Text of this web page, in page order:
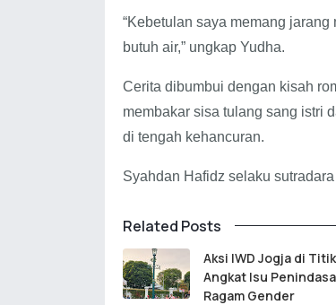
“Kebetulan saya memang
butuh air,” ungkap Yudha.
Cerita dibumbui dengan kisah
membakar sisa tulang sang istri
di tengah kehancuran.
Syahdan Hafidz selaku
Related Posts
Aksi IWD Jogja di
Angkat Isu
Ragam Gender